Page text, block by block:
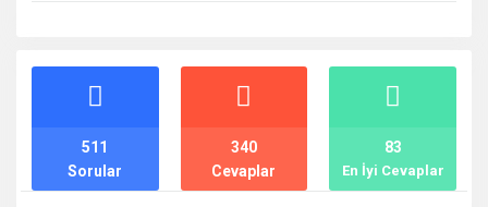
İstatistikler
Sorular
511
Cevaplar
340
En İyi Cevaplar
83